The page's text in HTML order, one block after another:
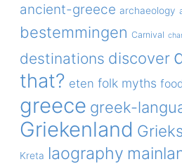
ancient-greece archaeology
bestemmingen Carnival
destinations discover
that? eten folk myths
greece greek-
Griekenland
Kreta laography